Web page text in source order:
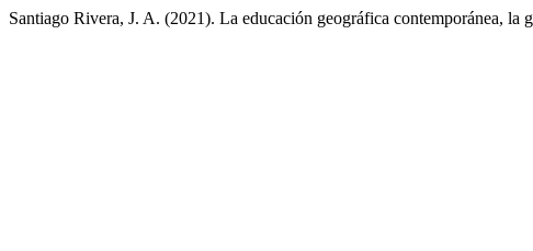
Santiago Rivera, J. A. (2021). La educación geográfica contemporánea, la